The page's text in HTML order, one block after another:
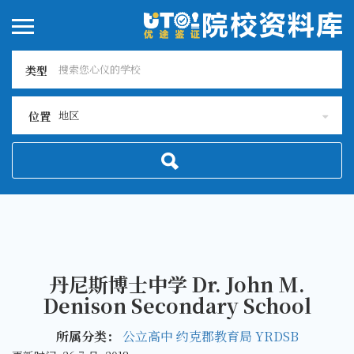
类型
位置 地区
丹尼斯博士中学 Dr. John M.
Denison Secondary School
所属分类： 公立高中 约克郡教育局 YRDSB